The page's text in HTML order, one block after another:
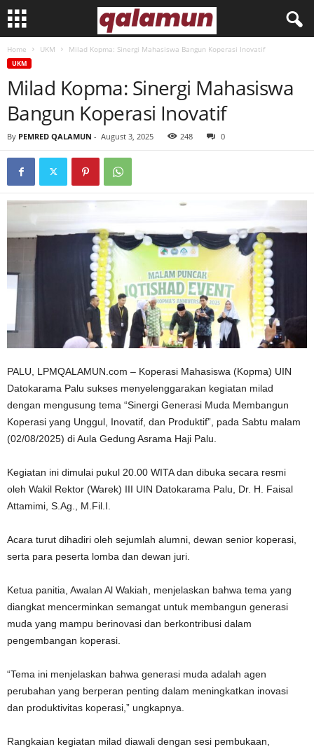
q
Home UKM Milad Kopma: Sinergi Mahasiswa Bangun Koperasi Inovatif
UKM
Milad Kopma: Sinergi Mahasiswa
Bangun Koperasi Inovatif
By PEMRED QALAMUN - August 3, 2025 248 0
PALU, LPMQALAMUN.com – Koperasi Mahasiswa (Kopma) UIN
Datokarama Palu sukses menyelenggarakan kegiatan milad
dengan mengusung tema “Sinergi Generasi Muda Membangun
Koperasi yang Unggul, Inovatif, dan Produktif”, pada Sabtu malam
(02/08/2025) di Aula Gedung Asrama Haji Palu.
Kegiatan ini dimulai pukul 20.00 WITA dan dibuka secara resmi
oleh Wakil Rektor (Warek) III UIN Datokarama Palu, Dr. H. Faisal
Attamimi, S.Ag., M.Fil.I.
Acara turut dihadiri oleh sejumlah alumni, dewan senior koperasi,
serta para peserta lomba dan dewan juri.
Ketua panitia, Awalan Al Wakiah, menjelaskan bahwa tema yang
diangkat mencerminkan semangat untuk membangun generasi
muda yang mampu berinovasi dan berkontribusi dalam
pengembangan koperasi.
“Tema ini menjelaskan bahwa generasi muda adalah agen
perubahan yang berperan penting dalam meningkatkan inovasi
dan produktivitas koperasi,” ungkapnya.
Rangkaian kegiatan milad diawali dengan sesi pembukaan,